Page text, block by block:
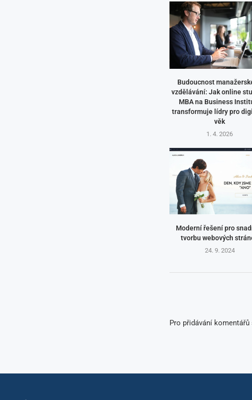
Budoucnost
vzdělávání: Jak online
MBA na Business
transformuje lídry pro
věk
1. 4. 2026
Moderní řešení pro
tvorbu webových
24. 9. 2024
Pro přidávání